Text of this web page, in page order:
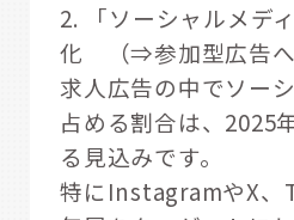
2. 「ソーシャルメデ
化 （⇒参加型広告へ
求人広告の中でソー
占める割合は、2025
る見込みです。
特にInstagramやX、